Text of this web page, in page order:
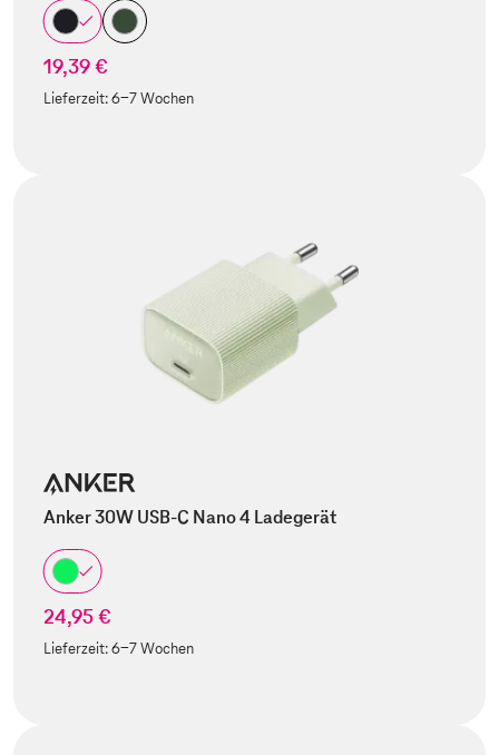
19,39 €
Lieferzeit:6-7 Wochen
Anker 30W USB-C Nano 4 Ladegerät
24,95 €
Lieferzeit:6-7 Wochen